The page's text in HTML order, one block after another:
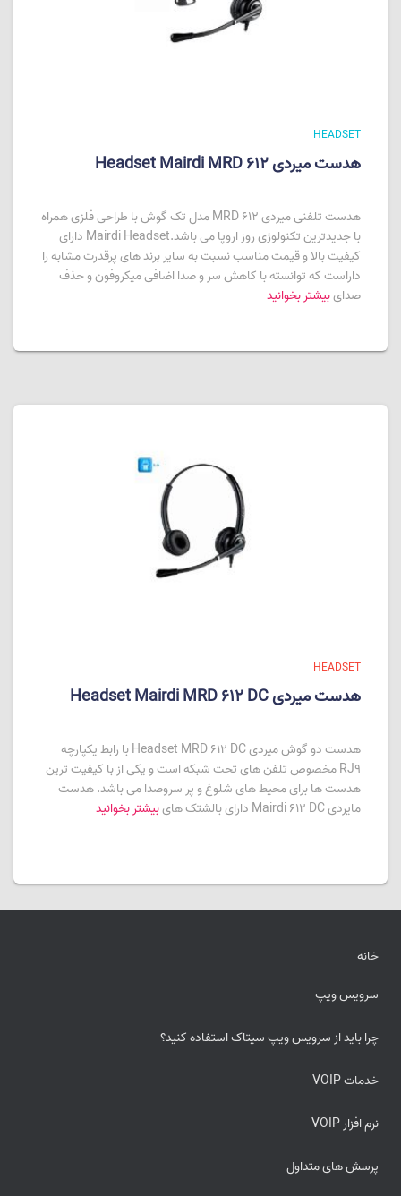
HEADSET
هدست میردی Headset Mairdi MRD 612
هدست تلفنی میردی MRD 612 مدل تک گوش با طراحی فلزی همراه
با جدیدترین تکنولوژی روز اروپا می باشد.Mairdi Headset دارای
کیفیت بالا و قیمت مناسب نسبت به سایر برند های پرقدرت مشابه را
داراست که توانسته با کاهش سر و صدا اضافی میکروفون و حذف
صدایبیشتر بخوانید
HEADSET
هدست میردی Headset Mairdi MRD 612 DC
هدست دو گوش میردی Headset MRD 612 DC با رابط یکپارچه
RJ9 مخصوص تلفن های تحت شبکه است و یکی از با کیفیت ترین
هدست ها برای محیط های شلوغ و پر سروصدا می باشد. هدست
مایردی Mairdi 612 DC دارای بالشتک های
بیشتر بخوانید
خانه
سرویس ویپ
چرا باید از سرویس ویپ سیتاک استفاده کنید؟
خدمات VOIP
نرم افزار VOIP
پرسش های متداول